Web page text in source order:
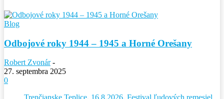
Blog
Odbojové roky 1944 – 1945 a Horné Orešany
Robert Zvonár -
27. septembra 2025
0